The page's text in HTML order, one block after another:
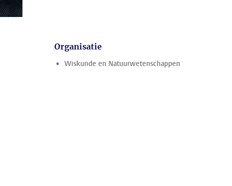
Organisatie
Wiskunde en Natuurwetenschappen